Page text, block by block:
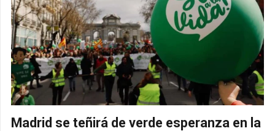
Madrid se teñirá de verde esperanza en la